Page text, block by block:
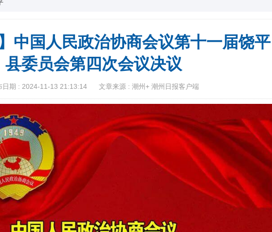
中国人民政治协商会议第十一届饶平
县委员会第四次会议决议
日期 : 2024-11-13 21:13:14 文章来源 : 潮州+ 潮州日报客户端